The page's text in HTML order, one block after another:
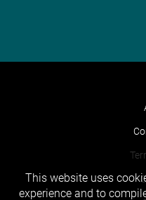
This website uses
experience and to